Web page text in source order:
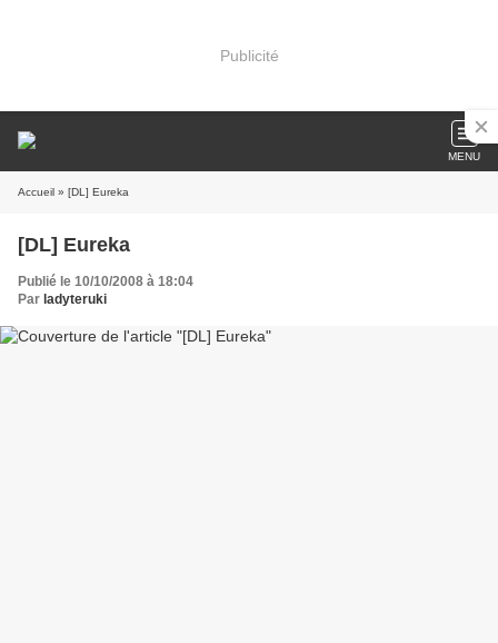
Publicité
MENU
Accueil » [DL] Eureka
[DL] Eureka
Publié le 10/10/2008 à 18:04
Par ladyteruki